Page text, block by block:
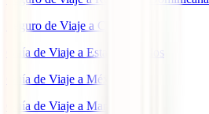
Seguro de Viaje a Colombia
Guía de Viaje a Estados Unidos
Guía de Viaje a México
Guía de Viaje a Marruecos